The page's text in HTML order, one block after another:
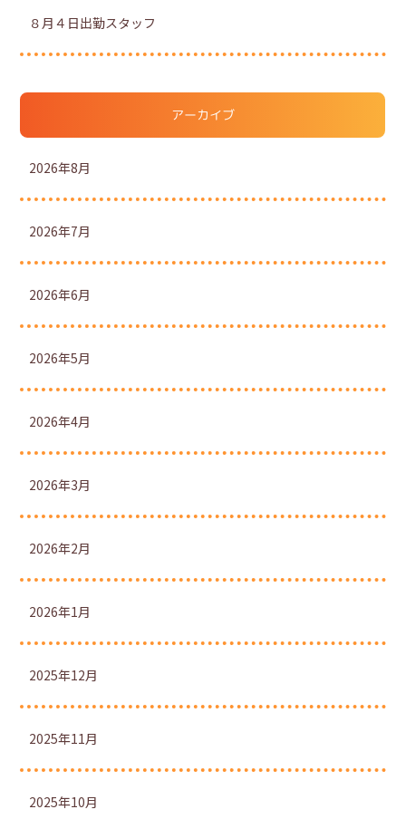
８月４日出勤スタッフ
アーカイブ
2026年8月
2026年7月
2026年6月
2026年5月
2026年4月
2026年3月
2026年2月
2026年1月
2025年12月
2025年11月
2025年10月